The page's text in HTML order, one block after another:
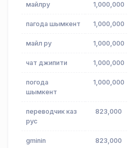
майлру 1,000,000
пагода шымкент 1,000,000
майл ру 1,000,000
чат джипити 1,000,000
погода
шымкент
1,000,000
переводчик каз
рус
823,000
gminin 823,000